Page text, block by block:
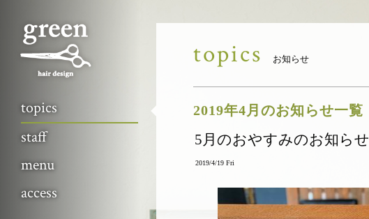
topics
staff
menu
access
topics お知らせ
2019年4月のお知らせ一覧
5月のおやすみのお知らせ
2019/4/19 Fri